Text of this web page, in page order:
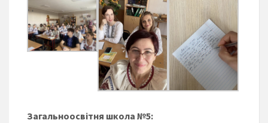
Загальноосвітня школа №5: